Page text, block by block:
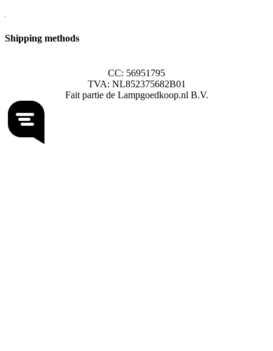
Shipping methods
CC: 56951795
TVA: NL852375682B01
Fait partie de Lampgoedkoop.nl B.V.